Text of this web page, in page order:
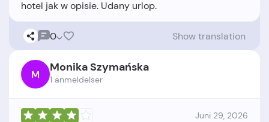
0 Show translation
M Monika Szymańska
1 anmeldelser
Juni 29, 2026